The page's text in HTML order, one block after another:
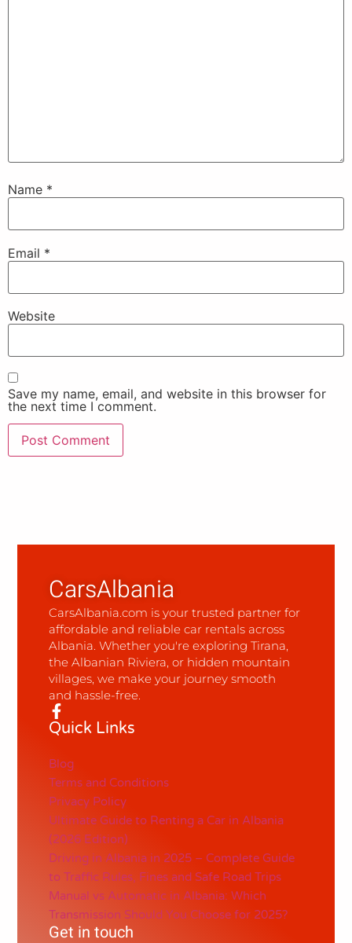
Name *
Email *
Website
Save my name, email, and website in this browser for
the next time I comment.
CarsAlbania
CarsAlbania.com is your trusted partner for
affordable and reliable car rentals across
Albania. Whether you're exploring Tirana,
the Albanian Riviera, or hidden mountain
villages, we make your journey smooth
and hassle-free.
Quick Links
Blog
Terms and Conditions
Privacy Policy
Ultimate Guide to Renting a Car in Albania
(2026 Edition)
Driving in Albania in 2025 – Complete Guide
to Traffic Rules, Fines and Safe Road Trips
Manual vs Automatic in Albania: Which
Transmission Should You Choose for 2025?
Get in touch